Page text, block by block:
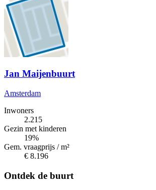
Jan Maijenbuurt
Amsterdam
Inwoners
2.215
Gezin met kinderen
19%
Gem. vraagprijs / m²
€ 8.196
Ontdek de buurt